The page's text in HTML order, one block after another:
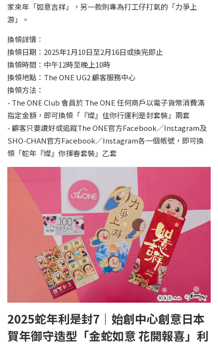
家來年「如意吉祥」，另一款則專為打工仔打氣的「力爭上
游」。
換領詳情：
換領日期：2025年1月10日至2月16日或換完即止
換領時間：中午12時至晚上10時
換領地點：The ONE UG2 顧客服務中心
換領方法：
- The ONE Club 會員於 The ONE 任何商戶以電子貨幣消費滿
指定金額，即可換領「『燦』住你行運利是封套裝」兩套
- 顧客只要讚好或追蹤The ONE官方Facebook／Instagram及
SHO-CHAN官方Facebook／Instagram各一個帳號，即可換
領「蛇年『燦』你揮春套裝」乙套
2025蛇年利是封7｜始創中心創意日本
賀年御守造型「金蛇如意 花開報喜」利